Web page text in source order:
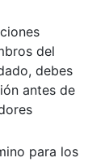
del
debes
antes de
para los